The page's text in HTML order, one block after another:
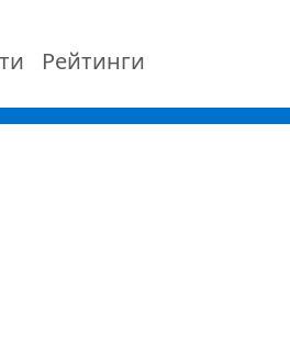
Рейтинги